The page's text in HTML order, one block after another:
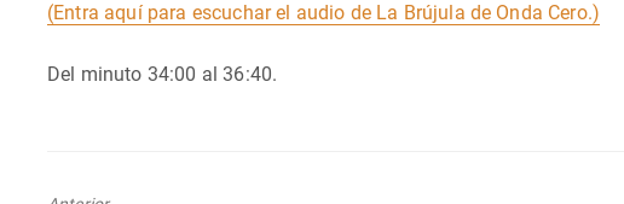
(Entra aquí para escuchar el audio de La Brújula de Onda Cero.)
Del minuto 34:00 al 36:40.